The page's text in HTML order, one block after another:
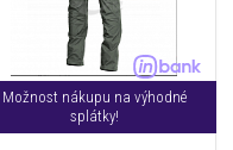
Možnost nákupu na výhodné
splátky!